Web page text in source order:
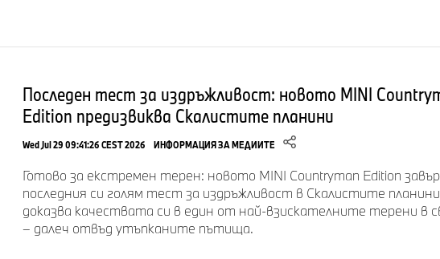
автомобила годишно.
Представено е първото Mini Cooper S.
Рали пилотът Пади Хопкирк печели рали Монте Карло по
впечатляващ начин с Mini Cooper S.
Втора поредна победа на рали Монте Карло за Mini с Тимо Макинен
зад волана.
Последен тест за издръжливост: новото MINI
Edition предизвиква Скалистите планини
Wed Jul 29 09:41:26 CEST 2026 ИНФОРМАЦИЯ ЗА МЕДИИТЕ
Готово за екстремен терен: новото MINI Countryman Edition
последния си голям тест за издръжливост в Скалистите
доказва качествата си в един от най-взискателните терени в
– далеч отвъд утъпканите пътища.